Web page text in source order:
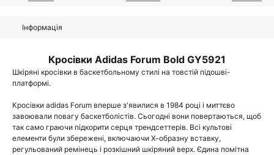
Інформація
Кросівки Adidas Forum Bold GY5921
Шкіряні кросівки в баскетбольному стилі на товстій підошві-
платформі.
Кросівки adidas Forum вперше з'явилися в 1984 році і миттєво
завоювали повагу баскетболістів. Сьогодні вони повертаються, щоб
так само граючи підкорити серця трендсеттерів. Всі культові
елементи були збережені, включаючи Х-образну вставку,
регульований ремінець і розкішний шкіряний верх. Єдина помітна